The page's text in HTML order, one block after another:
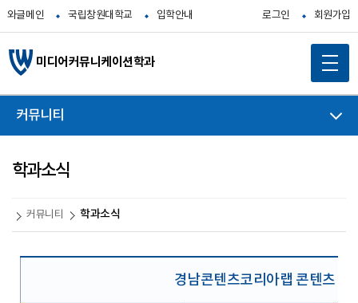
와글메인 국립창원대학교 입학안내 로그인 회원가입
미디어커뮤니케이션학과
커뮤니티
학과소식
커뮤니티 학과소식
경남콘텐츠코리아랩 콘텐츠